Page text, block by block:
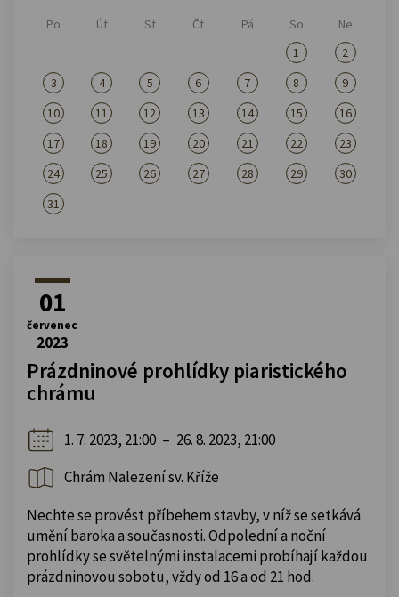
Po Út St Čt Pá So
Ne
1
2
3
4 5 6 7 8
9
10
11 12 13 14 15
16
17
18 19 20 21 22
23
24
25 26 27 28 29
30
31
01
červenec
2023
Prázdninové prohlídky piaristického
chrámu
1. 7. 2023, 21:00 – 26. 8. 2023, 21:00
Chrám Nalezení sv. Kříže
Nechte se provést příbehem stavby, v níž se setkává
umění baroka a současnosti. Odpolední a noční
prohlídky se světelnými instalacemi probíhají každou
prázdninovou sobotu, vždy od 16 a od 21 hod.